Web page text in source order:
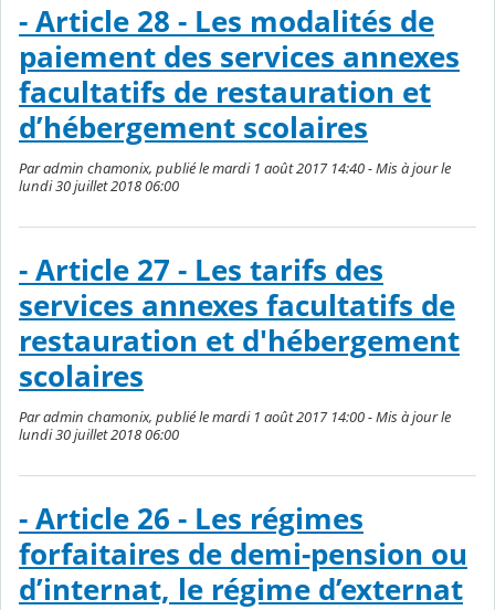
- Article 28 - Les modalités de
paiement des services annexes
facultatifs de restauration et
d’hébergement scolaires
Par admin chamonix, publié le mardi 1 août 2017 14:40 - Mis à jour le
lundi 30 juillet 2018 06:00
- Article 27 - Les tarifs des
services annexes facultatifs de
restauration et d'hébergement
scolaires
Par admin chamonix, publié le mardi 1 août 2017 14:00 - Mis à jour le
lundi 30 juillet 2018 06:00
- Article 26 - Les régimes
forfaitaires de demi-pension ou
d’internat, le régime d’externat